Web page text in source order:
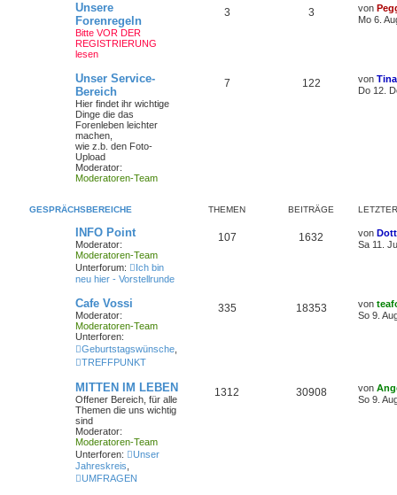
Unsere
Forenregeln
Bitte VOR DER
REGISTRIERUNG
lesen
3 3 von
Mo 6.
Unser Service-
Bereich
Hier findet ihr wichtige
Dinge die das
Forenleben leichter
machen,
wie z.b. den Foto-
Upload
Moderator:
Moderatoren-Team
7 122 von
Do 12.
GESPRÄCHSBEREICHE THEMEN BEITRÄGE
INFO Point
Moderator:
Moderatoren-Team
Unterforum:
Ich bin
neu hier - Vorstellrunde
107 1632 von
Sa 11.
Cafe Vossi
Moderator:
Moderatoren-Team
Unterforen:
Geburtstagswünsche
TREFFPUNKT
335 18353 von
So 9.
MITTEN IM LEBEN
Offener Bereich, für alle
Themen die uns wichtig
sind
Moderator:
Moderatoren-Team
Unterforen:
Unser
Jahreskreis
UMFRAGEN
1312 30908 von
So 9.